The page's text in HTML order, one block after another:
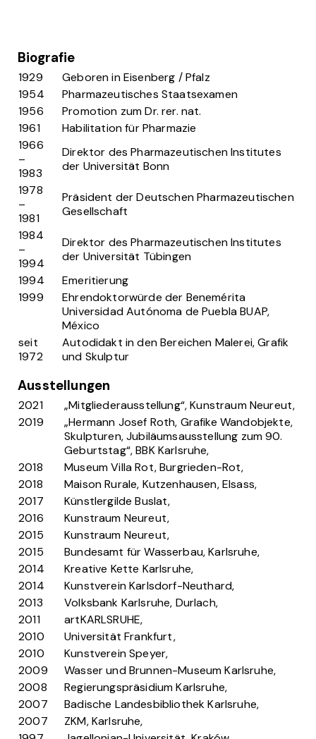
Biografie
1929
Geboren in Eisenberg / Pfalz
1954
Pharmazeutisches Staatsexamen
1956
Promotion zum Dr. rer. nat.
1961
Habilitation für Pharmazie
1966
–
1983
Direktor des Pharmazeutischen Institutes
der Universität Bonn
1978
–
1981
Präsident der Deutschen Pharmazeutischen
Gesellschaft
1984
–
1994
Direktor des Pharmazeutischen Institutes
der Universität Tübingen
1994
Emeritierung
1999
Ehrendoktorwürde der Benemérita
Universidad Autónoma de Puebla BUAP,
México
seit
1972
Autodidakt in den Bereichen Malerei, Grafik
und Skulptur
Ausstellungen
2021
„Mitgliederausstellung“, Kunstraum Neureut,
2019
„Hermann Josef Roth, Grafike Wandobjekte,
Skulpturen, Jubiläumsausstellung zum 90.
Geburtstag“, BBK Karlsruhe,
2018
Museum Villa Rot, Burgrieden-Rot,
2018
Maison Rurale, Kutzenhausen, Elsass,
2017
Künstlergilde Buslat,
2016
Kunstraum Neureut,
2015
Kunstraum Neureut,
2015
Bundesamt für Wasserbau, Karlsruhe,
2014
Kreative Kette Karlsruhe,
2014
Kunstverein Karlsdorf-Neuthard,
2013
Volksbank Karlsruhe, Durlach,
2011
artKARLSRUHE,
2010
Universität Frankfurt,
2010
Kunstverein Speyer,
2009
Wasser und Brunnen-Museum Karlsruhe,
2008
Regierungspräsidium Karlsruhe,
2007
Badische Landesbibliothek Karlsruhe,
2007
ZKM, Karlsruhe,